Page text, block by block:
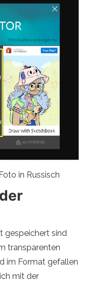
in Russisch
gespeichert sind
transparenten
im Format gefallen
mit der